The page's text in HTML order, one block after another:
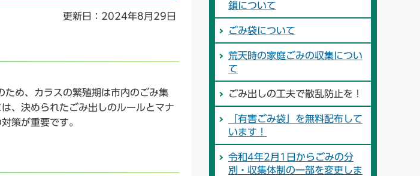
更新日：2024年8月29日
め、カラスの繁殖期は市内のごみ集
、決められたごみ出しのルールとマナ
策が重要です。
鎖について
ごみ袋について
荒天時の家庭ごみの収集につい
て
ごみ出しの工夫で散乱防止を！
「有害ごみ袋」を無料配布して
います！
令和4年2月1日からごみの分
別・収集体制の一部を変更しま